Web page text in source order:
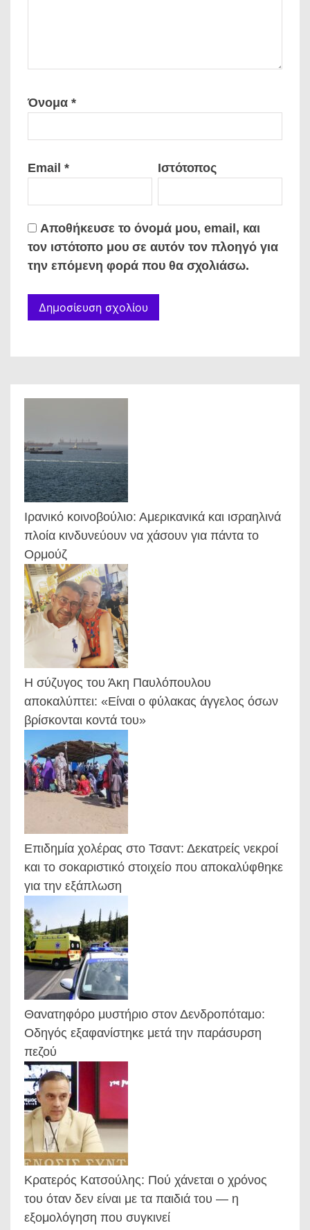
Όνομα *
Email * Ιστότοπος
Αποθήκευσε το όνομά μου, email, και
τον ιστότοπο μου σε αυτόν τον πλοηγό για
την επόμενη φορά που θα σχολιάσω.
Ιρανικό κοινοβούλιο: Αμερικανικά και ισραηλινά
πλοία κινδυνεύουν να χάσουν για πάντα το
Ορμούζ
Η σύζυγος του Άκη Παυλόπουλου
αποκαλύπτει: «Είναι ο φύλακας άγγελος όσων
βρίσκονται κοντά του»
Επιδημία χολέρας στο Τσαντ: Δεκατρείς νεκροί
και το σοκαριστικό στοιχείο που αποκαλύφθηκε
για την εξάπλωση
Θανατηφόρο μυστήριο στον Δενδροπόταμο:
Οδηγός εξαφανίστηκε μετά την παράσυρση
πεζού
Κρατερός Κατσούλης: Πού χάνεται ο χρόνος
του όταν δεν είναι με τα παιδιά του — η
εξομολόγηση που συγκινεί